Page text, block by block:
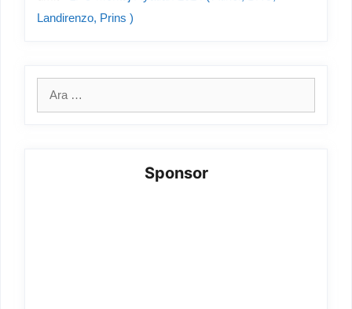
Landirenzo, Prins )
için
ara
Sponsor